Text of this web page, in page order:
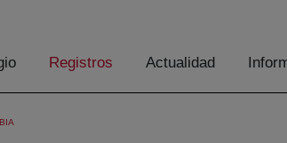
Registros Actualidad